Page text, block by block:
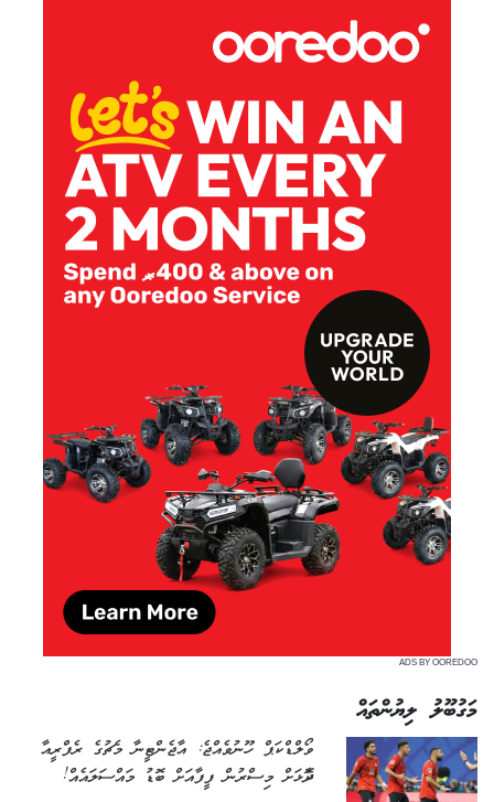
ADS BY OOREDOO
މަގުބޫލު ލިޔުންތައް
ވޯލްޑް ކަޕް ހޫނުވެއްޖެ: އާޖެންޓީނާ މެޗުގެ ރެފްރީއާ
ދެކޮޅަށް މިސްރުން ފީފާއަށް ބޮޑު މައްސަލައެއް!